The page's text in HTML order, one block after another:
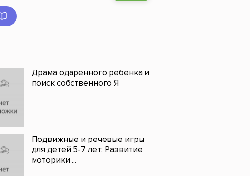
Драма одаренного ребенка и
поиск собственного Я
Подвижные и речевые игры
для детей 5-7 лет: Развитие
моторики,...